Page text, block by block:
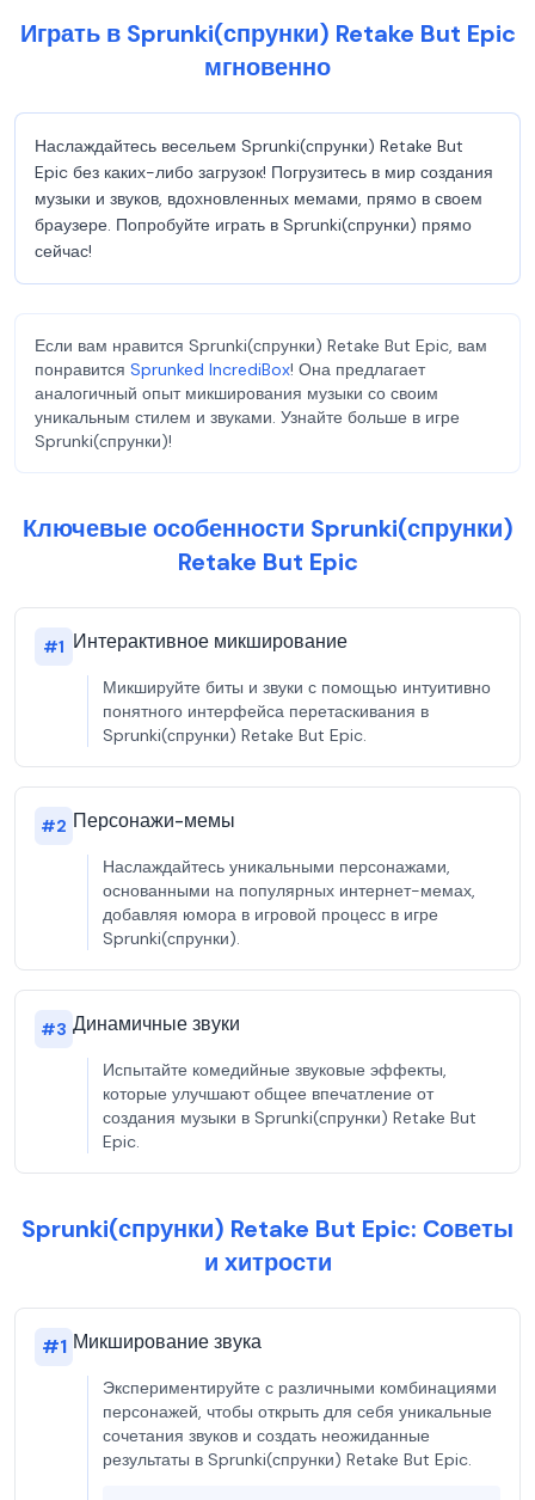
Играть в Sprunki(спрунки) Retake But Epic
мгновенно
Наслаждайтесь весельем Sprunki(спрунки) Retake But
Epic без каких-либо загрузок! Погрузитесь в мир создания
музыки и звуков, вдохновленных мемами, прямо в своем
браузере. Попробуйте играть в Sprunki(спрунки) прямо
сейчас!
Если вам нравится Sprunki(спрунки) Retake But Epic, вам
понравится Sprunked IncrediBox! Она предлагает
аналогичный опыт микширования музыки со своим
уникальным стилем и звуками. Узнайте больше в игре
Sprunki(спрунки)!
Ключевые особенности Sprunki(спрунки)
Retake But Epic
#1 Интерактивное микширование
Микшируйте биты и звуки с помощью интуитивно
понятного интерфейса перетаскивания в
Sprunki(спрунки) Retake But Epic.
#2 Персонажи-мемы
Наслаждайтесь уникальными персонажами,
основанными на популярных интернет-мемах,
добавляя юмора в игровой процесс в игре
Sprunki(спрунки).
#3 Динамичные звуки
Испытайте комедийные звуковые эффекты,
которые улучшают общее впечатление от
создания музыки в Sprunki(спрунки) Retake But
Epic.
Sprunki(спрунки) Retake But Epic: Советы
и хитрости
#1 Микширование звука
Экспериментируйте с различными комбинациями
персонажей, чтобы открыть для себя уникальные
сочетания звуков и создать неожиданные
результаты в Sprunki(спрунки) Retake But Epic.